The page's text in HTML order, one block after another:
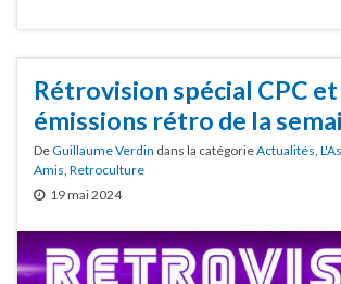
Rétrovision spécial CPC
émissions rétro de la
DeGuillaume Verdin dans la catégorieActualités
Amis Retroculture
19 mai 2024